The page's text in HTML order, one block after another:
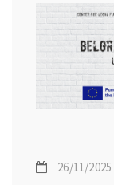
26/11/2025